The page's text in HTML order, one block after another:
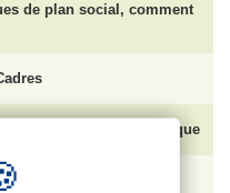
de plan social, comment
Social et Économique